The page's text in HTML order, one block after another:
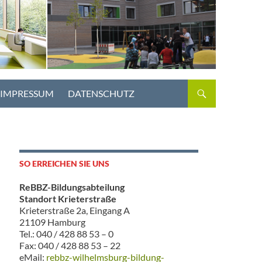
IMPRESSUM DATENSCHUTZ
SO ERREICHEN SIE UNS
ReBBZ-Bildungsabteilung
Standort Krieterstraße
Krieterstraße 2a, Eingang A
21109 Hamburg
Tel.: 040 / 428 88 53 – 0
Fax: 040 / 428 88 53 – 22
eMail: rebbz-wilhelmsburg-bildung-